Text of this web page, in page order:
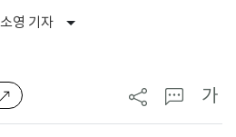
영 기자
가